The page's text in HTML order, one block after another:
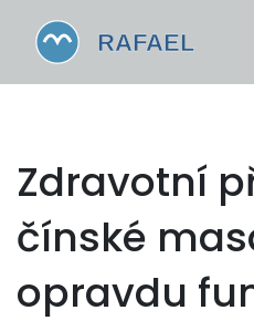
Zdravotní
čínské
opravdu